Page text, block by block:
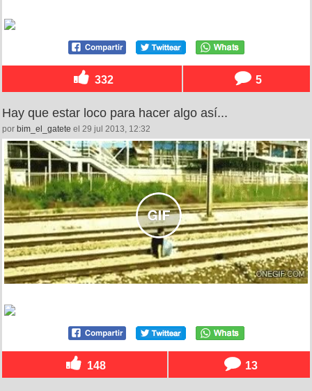
332 5
Hay que estar loco para hacer algo así...
por bim_el_gatete el 29 jul 2013, 12:32
148 13